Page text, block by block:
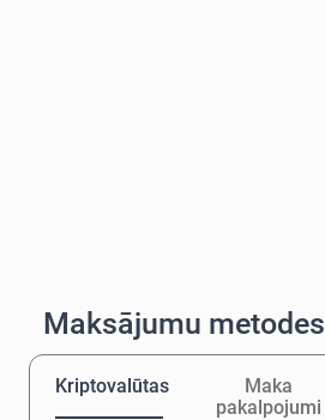
Maksājumu metodes
Kriptovalūtas
Maka
pakalpojumi